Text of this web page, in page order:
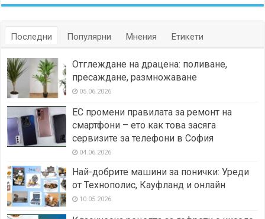
Последни Популярни Мнения Етикети
Отглеждане на драцена: поливане,
пресаждане, размножаване
05.06.2026
ЕС промени правилата за ремонт на
смартфони – ето как това засяга
сервизите за телефони в София
04.06.2026
Най-добрите машини за понички: Уреди
от Технополис, Кауфланд и онлайн
10.05.2026